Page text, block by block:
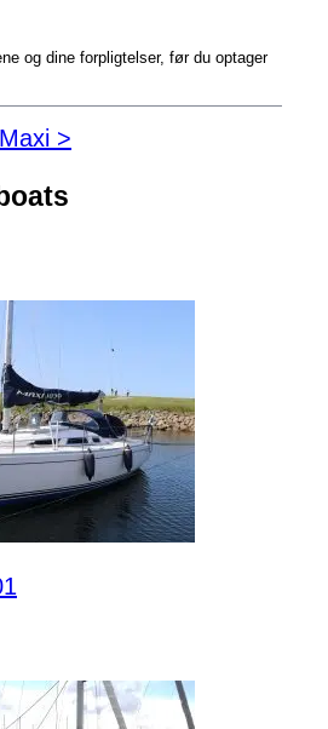
og dine forpligtelser, før du optager
>